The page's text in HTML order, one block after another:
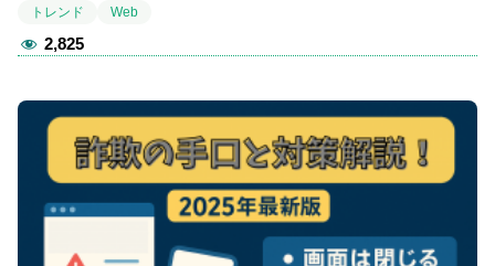
トレンド Web
2,825